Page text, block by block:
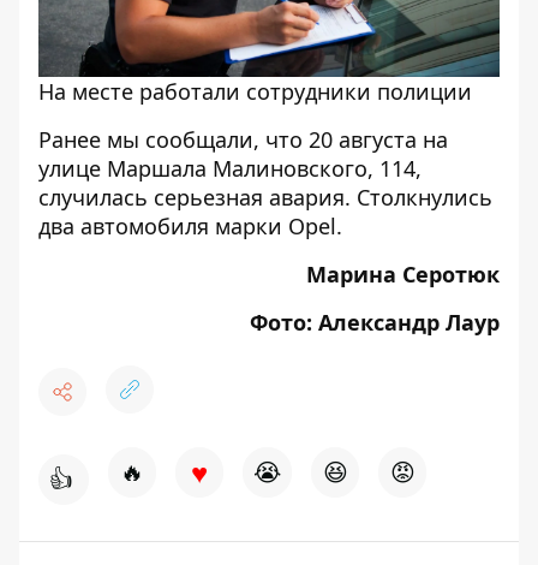
На месте работали сотрудники полиции
Ранее мы сообщали, что 20 августа на
улице Маршала Малиновского, 114,
случилась серьезная авария. Столкнулись
два автомобиля марки Opel.
Марина Серотюк
Фото: Александр Лаур
👍 🔥 ♥ 😭 😆 😡